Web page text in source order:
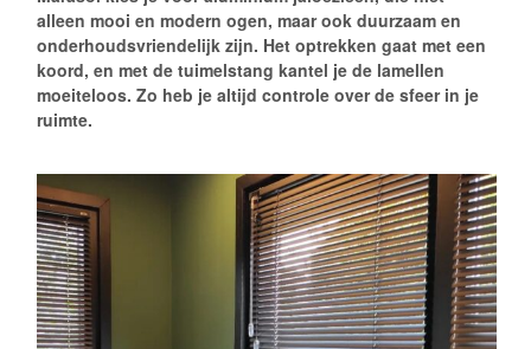
alleen mooi en modern ogen, maar ook duurzaam en
onderhoudsvriendelijk zijn. Het optrekken gaat met een
koord, en met de tuimelstang kantel je de lamellen
moeiteloos. Zo heb je altijd controle over de sfeer in je
ruimte.